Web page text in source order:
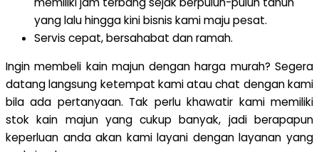
yang lalu hingga kini bisnis kami maju pesat.
Servis cepat, bersahabat dan ramah.
Ingin membeli kain majun dengan harga murah? Segera
datang langsung ketempat kami atau chat dengan kami
bila ada pertanyaan. Tak perlu khawatir kami memiliki
stok kain majun yang cukup banyak, jadi berapapun
keperluan anda akan kami layani dengan layanan yang